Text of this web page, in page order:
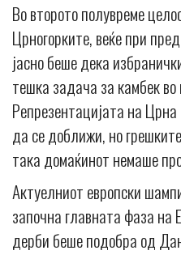
Во второто полувреме
Црногорките, веќе при
јасно беше дека
тешка задача за камбек
Репрезентацијата на
да се доближи, но
така домаќинот немаше
Актуелниот европски
започна главната фаза на
дерби беше подобра од